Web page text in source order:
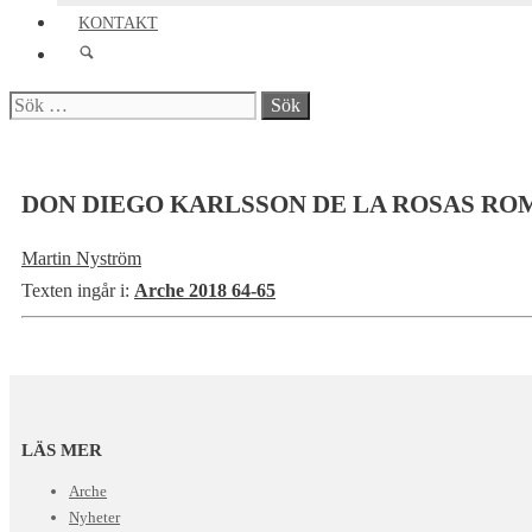
KONTAKT
Sök
DON DIEGO KARLSSON DE LA ROSAS
Martin Nyström
Texten ingår i: Arche 2018 64-65
LÄS MER
Arche
Nyheter